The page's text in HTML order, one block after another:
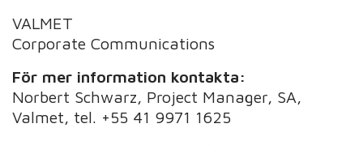
VALMET
Corporate Communications
För mer information kontakta:
Norbert Schwarz, Project Manager, SA,
Valmet, tel. +55 41 9971 1625